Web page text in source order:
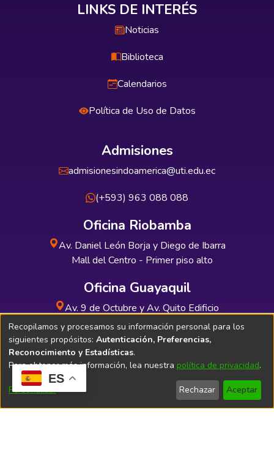
ES
LINKS DE INTERÉS
Noticias
Biblioteca
Calendarios
Política de Uso de Datos
Admisiones
admisionesindoamerica@uti.edu.ec
(+593) 963 088 088
Oficina Riobamba
Av. Daniel León Borja y Diego de Ibarra
Mall del Centro - Primer piso alto
Oficina Guayaquil
Av. 9 de Octubre y Av. Quito Edificio
INDUAUTO - Planta baja
Soporte Técnico Bibliolatino.com
Recopilamos y procesamos su información personal para los
siguientes propósitos: Autenticación, Preferencias,
Reconocimiento y Estadísticas.
Para obtener más información, lea nuestra política de privacidad.
Personalizar Rechazar Aceptar